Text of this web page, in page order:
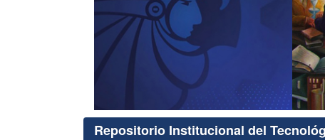
Repositorio Institucional del